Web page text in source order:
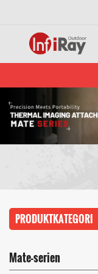
PRODUKTKATEGORI
Mate-serien